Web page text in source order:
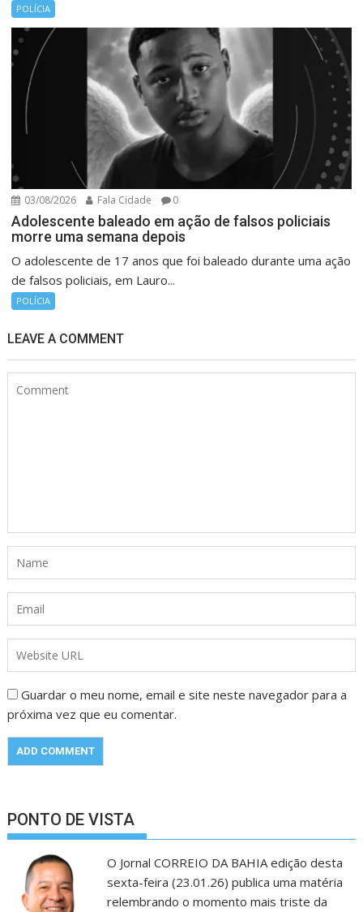
POLÍCIA
03/08/2026 Fala Cidade 0
Adolescente baleado em ação de falsos policiais
morre uma semana depois
O adolescente de 17 anos que foi baleado durante uma ação
de falsos policiais, em Lauro...
POLÍCIA
LEAVE A COMMENT
Guardar o meu nome, email e site neste navegador para a
próxima vez que eu comentar.
PONTO DE VISTA
O Jornal CORREIO DA BAHIA edição desta
sexta-feira (23.01.26) publica uma matéria
relembrando o momento mais triste da